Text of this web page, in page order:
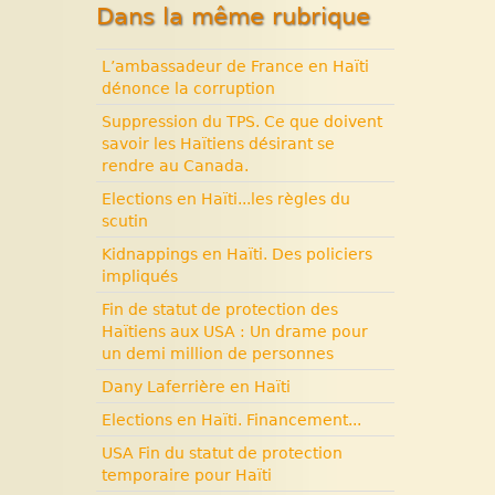
années terribles. Cité
Histoire d’Haïti. Histoire et
Vaudou.
Dans la même rubrique
L’ambassadeur de France en Haïti
dénonce la corruption
Suppression du TPS. Ce que doivent
savoir les Haïtiens désirant se
rendre au Canada.
Elections en Haïti...les règles du
scutin
Kidnappings en Haïti. Des policiers
impliqués
Fin de statut de protection des
Haïtiens aux USA : Un drame pour
un demi million de personnes
Dany Laferrière en Haïti
Elections en Haïti. Financement...
USA Fin du statut de protection
temporaire pour Haïti